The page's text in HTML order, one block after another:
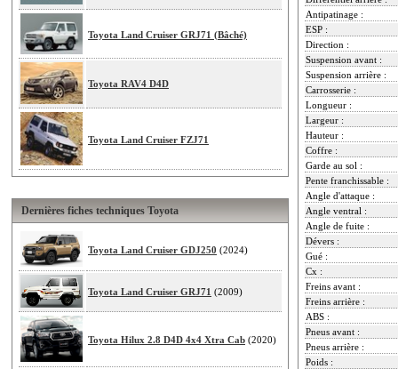
Toyota Land Cruiser GRJ71 (Bâché)
Toyota RAV4 D4D
Toyota Land Cruiser FZJ71
Dernières fiches techniques Toyota
Toyota Land Cruiser GDJ250 (2024)
Toyota Land Cruiser GRJ71 (2009)
Toyota Hilux 2.8 D4D 4x4 Xtra Cab (2020)
Antipatinage :
ESP :
Direction :
Suspension avant :
Suspension arrière :
Carrosserie :
Longueur :
Largeur :
Hauteur :
Coffre :
Garde au sol :
Pente franchissable :
Angle d'attaque :
Angle ventral :
Angle de fuite :
Dévers :
Gué :
Cx :
Freins avant :
Freins arrière :
ABS :
Pneus avant :
Pneus arrière :
Poids :